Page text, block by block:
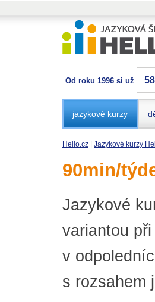
Od roku 1996 si už
jazykové kurzy
Hello.cz Jazykové kurzy
90min/
Jazykové
variantou
v
s rozsahem